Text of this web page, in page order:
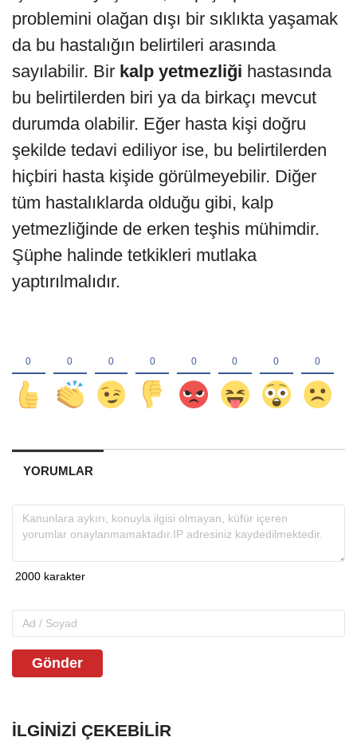
problemini olağan dışı bir sıklıkta yaşamak
da bu hastalığın belirtileri arasında
sayılabilir. Bir kalp yetmezliği hastasında
bu belirtilerden biri ya da birkaçı mevcut
durumda olabilir. Eğer hasta kişi doğru
şekilde tedavi ediliyor ise, bu belirtilerden
hiçbiri hasta kişide görülmeyebilir. Diğer
tüm hastalıklarda olduğu gibi, kalp
yetmezliğinde de erken teşhis mühimdir.
Şüphe halinde tetkikleri mutlaka
yaptırılmalıdır.
YORUMLAR
Gönder
İLGINIZI ÇEKEBILIR